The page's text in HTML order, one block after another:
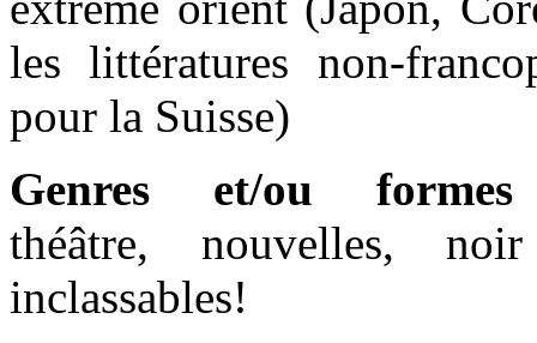
les littératures non-
pour la Suisse)
Genres et/ou formes
théâtre, nouvelles,
inclassables!